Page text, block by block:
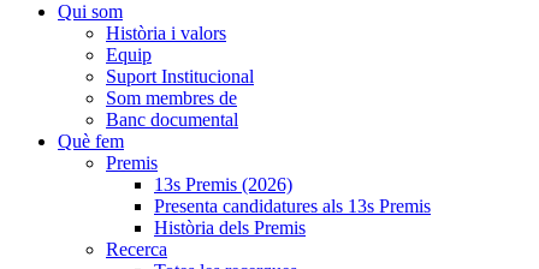
Qui som
Història i valors
Equip
Suport Institucional
Som membres de
Banc documental
Què fem
Premis
13s Premis (2026)
Presenta candidatures als 13s Premis
Història dels Premis
Recerca